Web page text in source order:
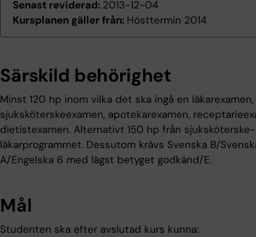
Senast reviderad: 2013-12-04
Kursplanen gäller från: Hösttermin 2014
Särskild behörighet
Minst 120 hp inom vilka det ska ingå en läkarexamen,
sjuksköterskeexamen, apotekarexamen,
dietistexamen. Alternativt 150 hp från
läkarprogrammet. Dessutom krävs Svenska B/
A/Engelska 6 med lägst betyget godkänd/E.
Mål
Studenten ska efter avslutad kurs kunna: